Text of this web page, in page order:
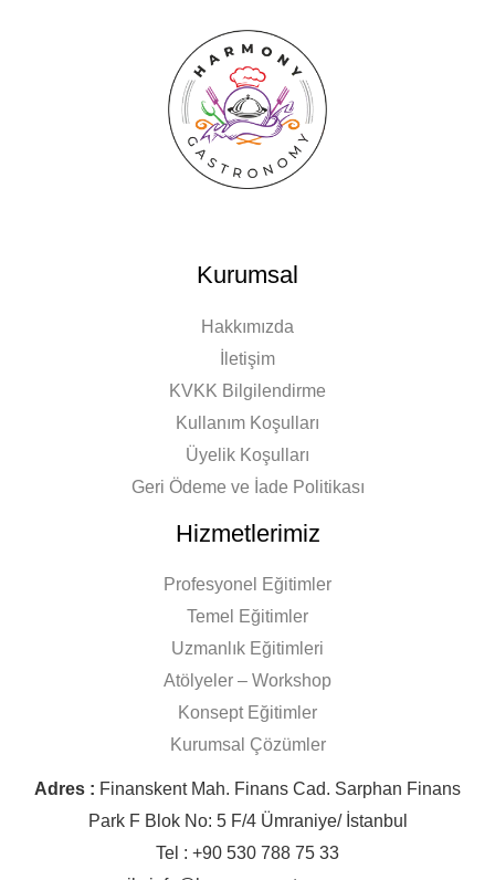
Kurumsal
Hakkımızda
İletişim
KVKK Bilgilendirme
Kullanım Koşulları
Üyelik Koşulları
Geri Ödeme ve İade Politikası
Hizmetlerimiz
Profesyonel Eğitimler
Temel Eğitimler
Uzmanlık Eğitimleri
Atölyeler – Workshop
Konsept Eğitimler
Kurumsal Çözümler
Adres : Finanskent Mah. Finans Cad. Sarphan Finans
Park F Blok No: 5 F/4 Ümraniye/ İstanbul
Tel : +90 530 788 75 33